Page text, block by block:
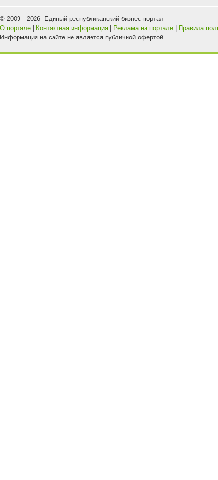
© 2009—2026 Единый республиканский бизнес-портал
О портале
Контактная информация Реклама на портале
Правила
Информация на сайте не является публичной офертой